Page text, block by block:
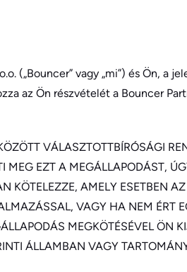
(„Bouncer” vagy „mi”) és Ön, a
az Ön részvételét a Bouncer
VÁLASZTOTTBÍRÓSÁGI
EZT A MEGÁLLAPODÁST,
AMELY ESETBEN
VAGY HA NEM ÉRT
MEGKÖTÉSÉVEL ÖN
ÁLLAMBAN VAGY